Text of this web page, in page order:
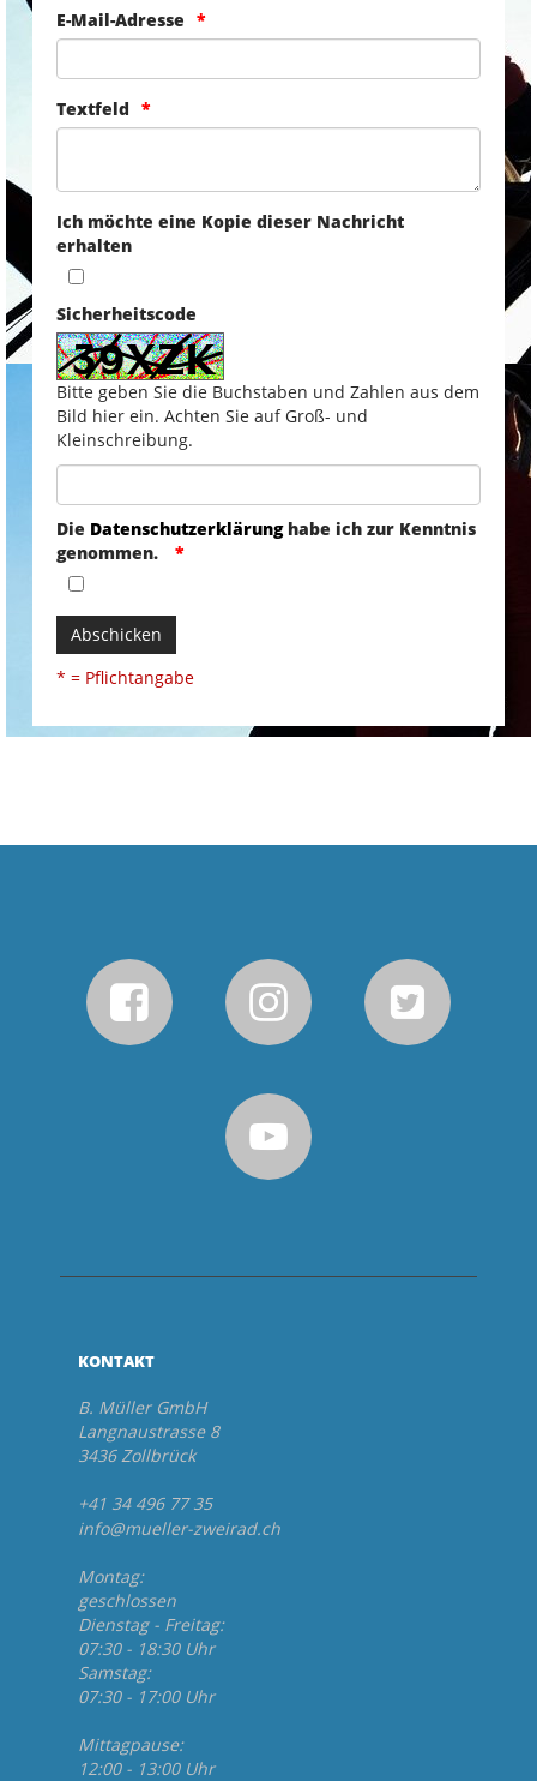
E-Mail-Adresse
Textfeld
Ich möchte eine Kopie dieser Nachricht
erhalten
Sicherheitscode
Bitte geben Sie die Buchstaben und Zahlen aus dem
Bild hier ein. Achten Sie auf Groß- und
Kleinschreibung.
Die Datenschutzerklärunghabe ich zur Kenntnis
genommen.
Abschicken
* = Pflichtangabe
KONTAKT
B. Müller GmbH
Langnaustrasse 8
3436 Zollbrück
+41 34 496 77 35
info@mueller-zweirad.ch
Montag:
geschlossen
Dienstag - Freitag:
07:30 - 18:30 Uhr
Samstag:
07:30 - 17:00 Uhr
Mittagpause:
12:00 - 13:00 Uhr